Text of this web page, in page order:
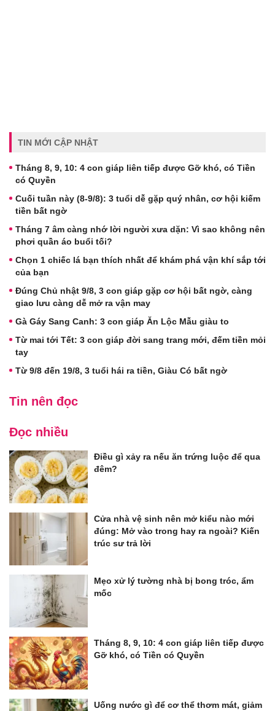
TIN MỚI CẬP NHẬT
Tháng 8, 9, 10: 4 con giáp liên tiếp được Gỡ khó, có Tiền
có Quyền
Cuối tuần này (8-9/8): 3 tuổi dễ gặp quý nhân, cơ hội kiếm
tiền bất ngờ
Tháng 7 âm càng nhớ lời người xưa dặn: Vì sao không nên
phơi quần áo buổi tối?
Chọn 1 chiếc lá bạn thích nhất để khám phá vận khí sắp tới
của bạn
Đúng Chủ nhật 9/8, 3 con giáp gặp cơ hội bất ngờ, càng
giao lưu càng dễ mở ra vận may
Gà Gáy Sang Canh: 3 con giáp Ăn Lộc Mẫu giàu to
Từ mai tới Tết: 3 con giáp đời sang trang mới, đếm tiền mỏi
tay
Từ 9/8 đến 19/8, 3 tuổi hái ra tiền, Giàu Có bất ngờ
Tin nên đọc
Đọc nhiều
Điều gì xảy ra nếu ăn trứng luộc để qua
đêm?
Cửa nhà vệ sinh nên mở kiểu nào mới
đúng: Mở vào trong hay ra ngoài? Kiến
trúc sư trả lời
Mẹo xử lý tường nhà bị bong tróc, ẩm
mốc
Tháng 8, 9, 10: 4 con giáp liên tiếp được
Gỡ khó, có Tiền có Quyền
Uống nước gì để cơ thể thơm mát, giảm